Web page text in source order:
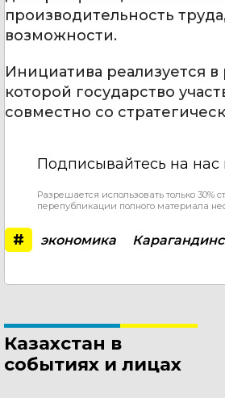
производительность
возможности.
Инициатива реализуется
которой государство
совместно со
Подписывайтесь на нас
Разрешается использовать только
перепубликации полного материала
# экономика
Казахстан в
событиях и лицах